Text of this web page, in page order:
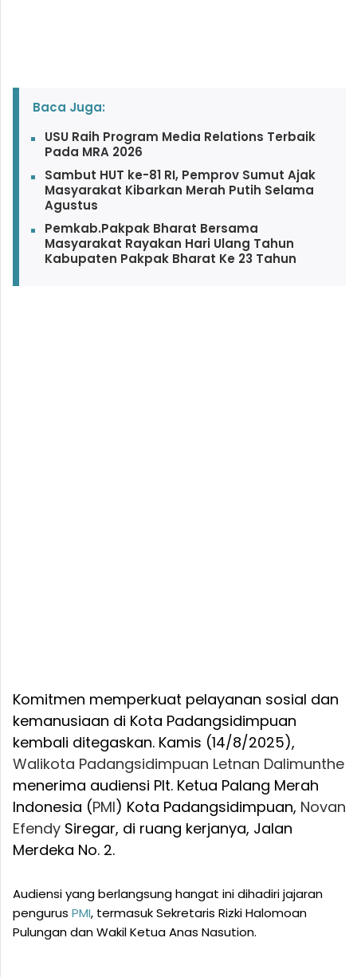
Baca Juga:
USU Raih Program Media Relations Terbaik
Pada MRA 2026
Sambut HUT ke-81 RI, Pemprov Sumut Ajak
Masyarakat Kibarkan Merah Putih Selama
Agustus
Pemkab.Pakpak Bharat Bersama
Masyarakat Rayakan Hari Ulang Tahun
Kabupaten Pakpak Bharat Ke 23 Tahun
Komitmen memperkuat pelayanan sosial dan
kemanusiaan di Kota Padangsidimpuan
kembali ditegaskan. Kamis (14/8/2025),
Walikota Padangsidimpuan Letnan Dalimunthe
menerima audiensi Plt. Ketua Palang Merah
Indonesia (PMI) Kota Padangsidimpuan, Novan
Efendy Siregar, di ruang kerjanya, Jalan
Merdeka No. 2.
Audiensi yang berlangsung hangat ini dihadiri jajaran
pengurus PMI, termasuk Sekretaris Rizki Halomoan
Pulungan dan Wakil Ketua Anas Nasution.